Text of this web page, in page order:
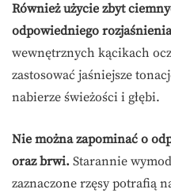
Również użycie zbyt
odpowiedniego
wewnętrznych kącikach
zastosować jaśniejsze
nabierze świeżości i głębi.
Nie można zapominać o
oraz brwi. Starannie
zaznaczone rzęsy potrafią